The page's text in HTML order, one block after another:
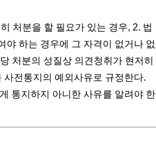
처분을 할 필요가 있는 경우, 2. 법
야 하는 경우에 그 자격이 없거나 없
처분의 성질상 의견청취가 현저히
사전통지의 예외사유로 규정한다.
통지하지 아니한 사유를 알려야 한